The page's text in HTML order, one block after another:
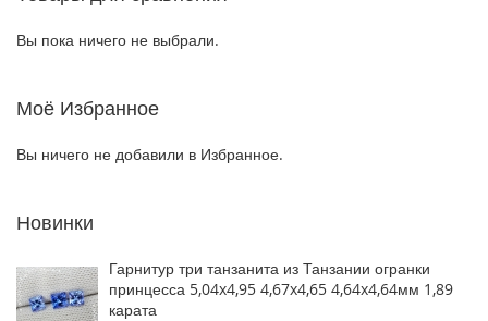
Вы пока ничего не выбрали.
Моё Избранное
Вы ничего не добавили в Избранное.
Новинки
Гарнитур три танзанита из Танзании огранки
принцесса 5,04x4,95 4,67x4,65 4,64x4,64мм 1,89
карата